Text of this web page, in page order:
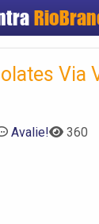
Cadastrar
Criar conta
Via
Avalie! 360